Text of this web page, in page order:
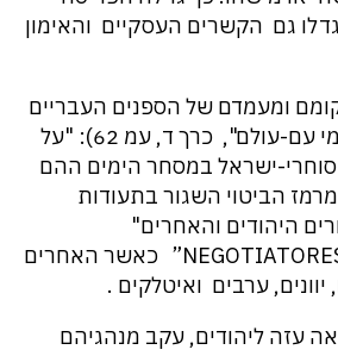
גם הקשרים העסקיים והאימון
ומעמדם של הספנים העבריים
בים-התיכון ("דברי ימי עם-עולם", כרך ד, עמ 62): "על
ישראל במסחר הימים ההם
מרמז הביטוי השגור בתעודות
היהודים והאחרים"
“NEGOTIATORES JUDAEI ET ALII” כאשר האחרים
ערבים ואיטלקים .
עזה ליהודים, עקב מנהגיהם